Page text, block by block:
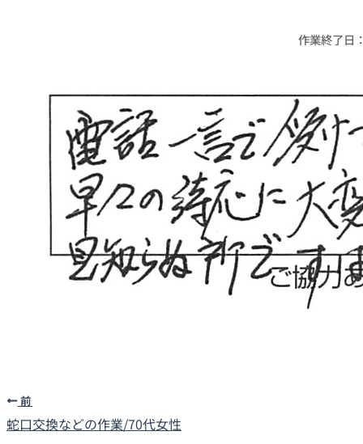
作業終了日
前
蛇口交換などの作業/70代女性